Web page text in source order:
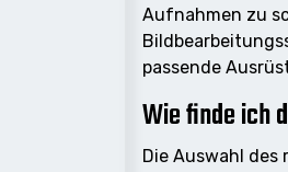
Aufnahmen zu
passende
Wie finde ich
Die Auswahl